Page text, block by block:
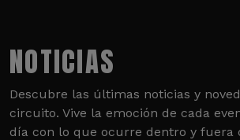
NOTICIAS
Descubre las últimas noticias y
circuito. Vive la emoción de cada
día con lo que ocurre dentro y fuera